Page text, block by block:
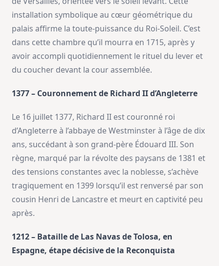
installation symbolique au cœur géométrique du
palais affirme la toute-puissance du Roi-Soleil. C’est
dans cette chambre qu’il mourra en 1715, après y
avoir accompli quotidiennement le rituel du lever et
du coucher devant la cour assemblée.
1377 – Couronnement de Richard II d’Angleterre
Le 16 juillet 1377, Richard II est couronné roi
d’Angleterre à l’abbaye de Westminster à l’âge de dix
ans, succédant à son grand-père Édouard III. Son
règne, marqué par la révolte des paysans de 1381 et
des tensions constantes avec la noblesse, s’achève
tragiquement en 1399 lorsqu’il est renversé par son
cousin Henri de Lancastre et meurt en captivité peu
après.
1212 – Bataille de Las Navas de Tolosa, en
Espagne, étape décisive de la Reconquista